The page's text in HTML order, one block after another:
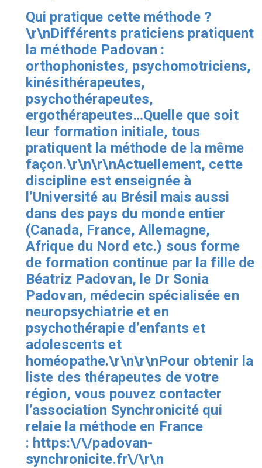
Qui pratique cette méthode ?
\r\nDifférents praticiens pratiquent
la méthode Padovan :
orthophonistes, psychomotriciens,
kinésithérapeutes,
psychothérapeutes,
ergothérapeutes…Quelle que soit
leur formation initiale, tous
pratiquent la méthode de la même
façon.\r\n\r\nActuellement, cette
discipline est enseignée à
l’Université au Brésil mais aussi
dans des pays du monde entier
(Canada, France, Allemagne,
Afrique du Nord etc.) sous forme
de formation continue par la fille de
Béatriz Padovan, le Dr Sonia
Padovan, médecin spécialisée en
neuropsychiatrie et en
psychothérapie d’enfants et
adolescents et
homéopathe.\r\n\r\nPour obtenir la
liste des thérapeutes de votre
région, vous pouvez contacter
l’association Synchronicité qui
relaie la méthode en France
: https:\/\/padovan-
synchronicite.fr\/\r\n